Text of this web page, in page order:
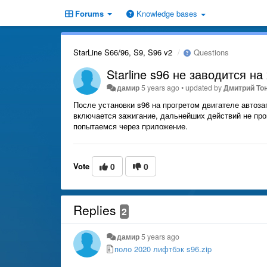
Forums Knowledge bases
StarLine S66/96, S9, S96 v2 Questions
Starline s96 не заводится
дамир5 years ago•updated byДмитрий
После установки s96 на прогретом двигателе
включается зажигание, дальнейших действий не
попытаемся через приложение.
Vote 0 0
Replies 2
дамир5 years ago
поло 2020 лифтбэк s96.zip